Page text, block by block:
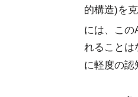
的構造)を
には、この
れることは
に軽度の認